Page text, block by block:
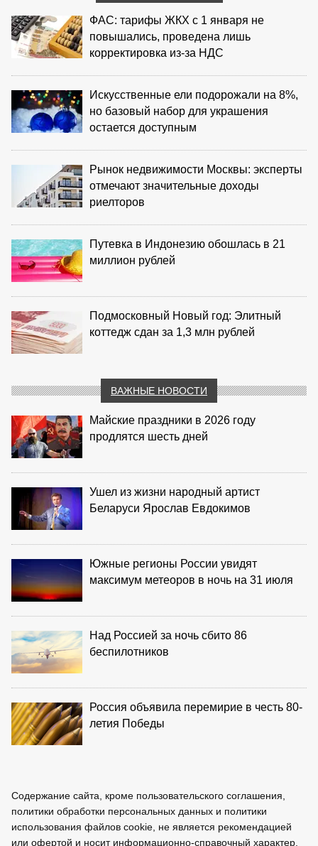
ФАС: тарифы ЖКХ с 1 января не
повышались, проведена лишь
корректировка из‑за НДС
Искусственные ели подорожали на 8%,
но базовый набор для украшения
остается доступным
Рынок недвижимости Москвы: эксперты
отмечают значительные доходы
риелторов
Путевка в Индонезию обошлась в 21
миллион рублей
Подмосковный Новый год: Элитный
коттедж сдан за 1,3 млн рублей
ВАЖНЫЕ НОВОСТИ
Майские праздники в 2026 году
продлятся шесть дней
Ушел из жизни народный артист
Беларуси Ярослав Евдокимов
Южные регионы России увидят
максимум метеоров в ночь на 31 июля
Над Россией за ночь сбито 86
беспилотников
Россия объявила перемирие в честь 80-
летия Победы
Содержание сайта, кроме пользовательского соглашения,
политики обработки персональных данных и политики
использования файлов cookie, не является рекомендацией
или офертой и носит информационно-справочный характер.